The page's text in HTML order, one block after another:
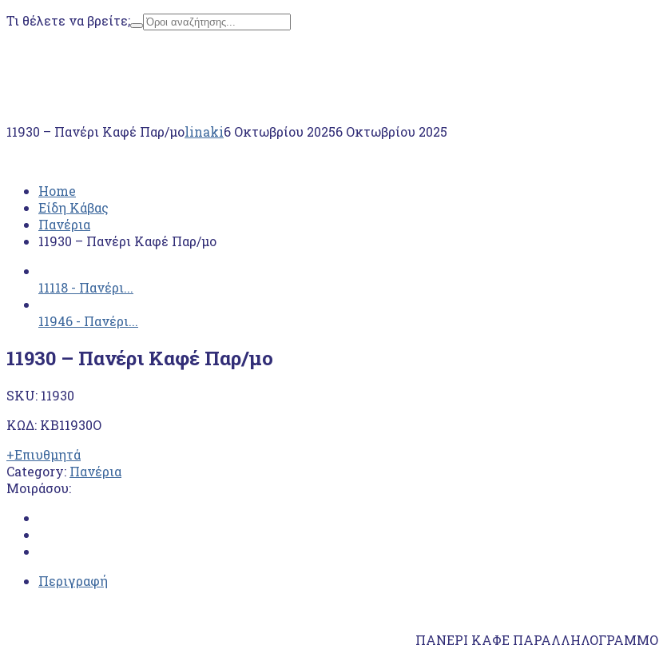
Τι θέλετε να βρείτε;
11930 – Πανέρι Καφέ Παρ/μοlinaki6 Οκτωβρίου 20256 Οκτωβρίου 2025
Home
Είδη Κάβας
Πανέρια
11930 – Πανέρι Καφέ Παρ/μο
11118 - Πανέρι...
11946 - Πανέρι...
11930 – Πανέρι Καφέ Παρ/μο
SKU: 11930
ΚΩΔ: ΚΒ11930Ο
+Επιυθμητά
Category: Πανέρια
Μοιράσου:
Περιγραφή
ΠΑΝΕΡΙ ΚΑΦΕ ΠΑΡΑΛΛΗΛΟΓΡΑΜΜΟ